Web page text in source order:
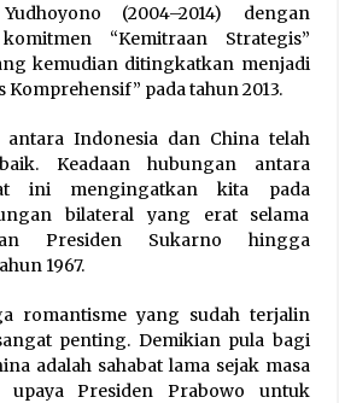
(2004–2014) dengan
“Kemitraan Strategis”
kemudian ditingkatkan menjadi
Komprehensif” pada tahun 2013.
Indonesia dan China telah
Keadaan hubungan antara
ini mengingatkan kita pada
bilateral yang erat selama
Presiden Sukarno hingga
1967.
romantisme yang sudah terjalin
penting. Demikian pula bagi
adalah sahabat lama sejak masa
upaya Presiden Prabowo untuk